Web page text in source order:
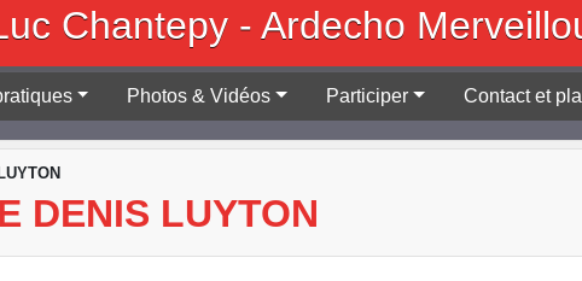
Chantepy - Ardecho
Photos & Vidéos Participer Contact et
DENIS LUYTON